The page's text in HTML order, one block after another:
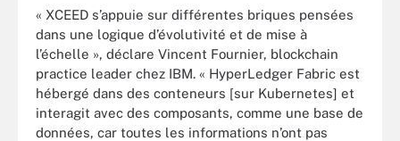
« XCEED s’appuie sur différentes briques pensées
dans une logique d’évolutivité et de mise à
l’échelle », déclare Vincent Fournier, blockchain
practice leader chez IBM. « HyperLedger Fabric est
hébergé dans des conteneurs [sur Kubernetes] et
interagit avec des composants, comme une base de
données, car toutes les informations n’ont pas